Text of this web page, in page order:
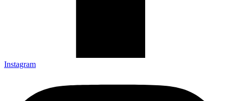
Instagram